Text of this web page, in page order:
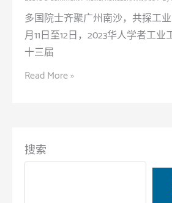
融
合
数
据
解
统
优
多国院士齐聚广州南沙，共探工
月11日至12日，2023华人学者工
十三届
多
齐
聚
Read More »
搜索